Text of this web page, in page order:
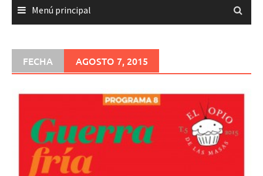
Menú principal
FECHA AGOSTO 7, 2015